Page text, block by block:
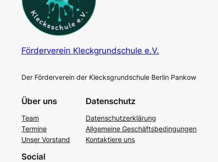
Förderverein Kleckgrundschule e.V.
Der Förderverein der Klecksgrundschule Berlin Pankow
Über uns
Team
Termine
Unser Vorstand
Datenschutz
Datenschutzerklärung
Allgemeine Geschäftsbedingungen
Kontaktiere uns
Social